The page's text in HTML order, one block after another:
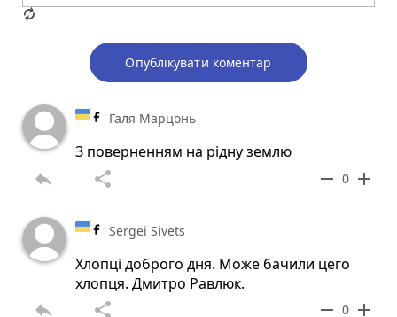
Опублікувати коментар
Галя Марцонь
З поверненням на рідну землю
reply share remove 0 add
Sergei Sivets
Хлопці доброго дня. Може бачили цего
хлопця. Дмитро Равлюк.
reply share remove 0 add